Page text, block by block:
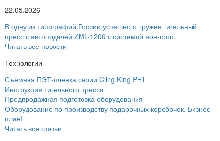
22.05.2026
В одну из типографий России успешно отгружен тигельный
пресс с автоподачей ZML-1200 с системой нон-стоп.
Читать все новости
Технологии
Съёмная ПЭТ-пленка серии Cling King PET
Инструкция тигельного пресса
Предпродажная подготовка оборудования
Оборудование по производству подарочных коробочек. Бизнес-
план!
Читать все статьи